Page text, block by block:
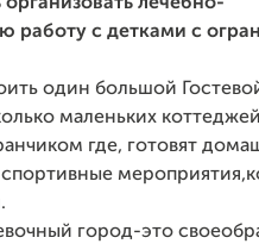
работу с детками с
один большой
маленьких
где, готовят
город-это